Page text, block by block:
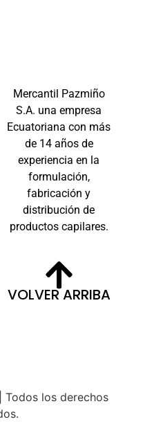
Mercantil Pazmiño
S.A. una empresa
Ecuatoriana con más
de 14 años de
experiencia en la
formulación,
fabricación y
distribución de
productos capilares.
VOLVER ARRIBA
los derechos